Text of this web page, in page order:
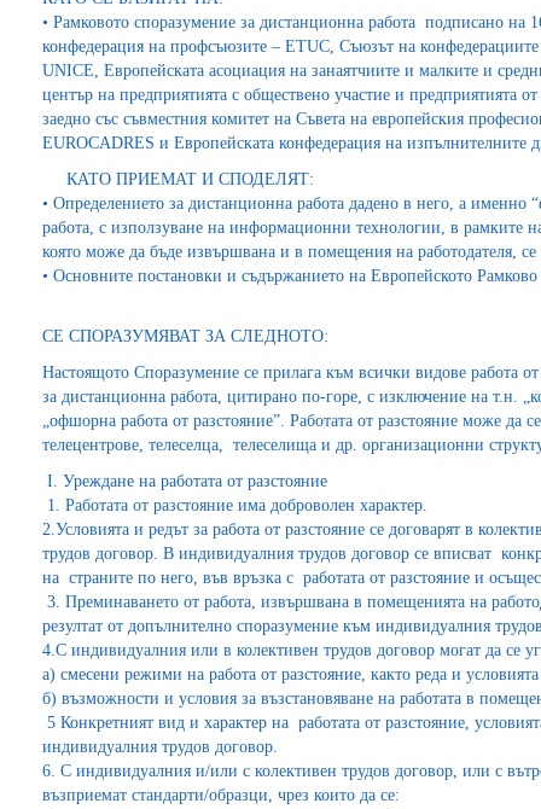
• Рамковото споразумение за дистанционна работа подписано на
конфедерация на профсъюзите – ETUC, Съюзът на конфедерациите
UNICE, Европейската асоциация на занаятчиите и малките и
център на предприятията с обществено участие и предприятията
заедно със съвместния комитет на Съвета на европейския
EUROCADRES и Европейската конфедерация на изпълнителните
КАТО ПРИЕМАТ И СПОДЕЛЯТ:
• Определението за дистанционна работа дадено в него, а
работа, с използуване на информационни технологии, в рамките
която може да бъде извършвана и в помещения на работодателя, се
• Основните постановки и съдържанието на Европейското
СЕ СПОРАЗУМЯВАТ ЗА СЛЕДНОТО:
Настоящото Споразумение се прилага към всички видове работа
за дистанционна работа, цитирано по-горе, с изключение на т.н.
„офшорна работа от разстояние”. Работата от разстояние може да
телецентрове, телеселца, телеселища и др. организационни
І. Уреждане на работата от разстояние
1. Работата от разстояние има доброволен характер.
2.Условията и редът за работа от разстояние се договарят в
трудов договор. В индивидуалния трудов договор се вписват
на страните по него, във връзка с работата от разстояние и
3. Преминаването от работа, извършвана в помещенията на
резултат от допълнително споразумение към индивидуалния
4.С индивидуалния или в колективен трудов договор могат да се
а) смесени режими на работа от разстояние, както реда и
б) възможности и условия за възстановяване на работата в
5 Конкретният вид и характер на работата от разстояние,
индивидуалния трудов договор.
6. С индивидуалния и/или с колективен трудов договор, или с
възприемат стандарти/образци, чрез които да се: